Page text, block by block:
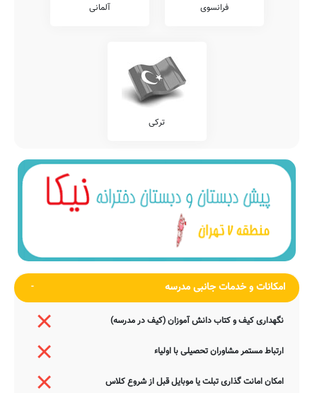
فرانسوی آلمانی
ترکی
امکانات و خدمات جانبی مدرسه
نگهداری کیف و کتاب دانش آموزان (کیف در مدرسه)
ارتباط مستمر مشاوران تحصیلی با اولیاء
امکان امانت گذاری تبلت یا موبایل قبل از شروع کلاس